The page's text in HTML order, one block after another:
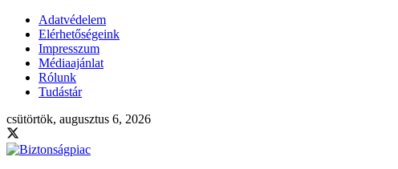
Adatvédelem
Elérhetőségeink
Impresszum
Médiaajánlat
Rólunk
Tudástár
csütörtök, augusztus 6, 2026